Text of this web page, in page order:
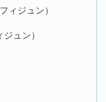
ィジュン）
ュン）